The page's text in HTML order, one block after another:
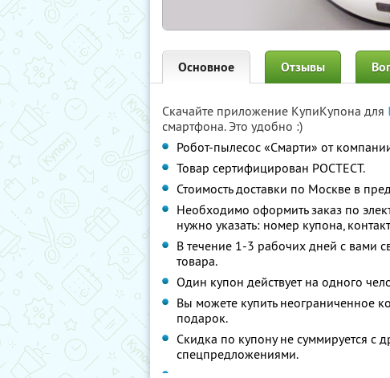
Основное Отзывы
Скачайте приложение КупиКупона для
смартфона. Это удобно :)
Робот-пылесос «Смарти» от
Товар сертифицирован РОСТЕСТ.
Стоимость доставки по Москве в
Необходимо оформить заказ по
нужно указать: номер купона,
В течение 1-3 рабочих дней с вами
товара.
Один купон действует на одного
Вы можете купить неограниченное
подарок.
Скидка по купону не суммируется с
спецпредложениями.